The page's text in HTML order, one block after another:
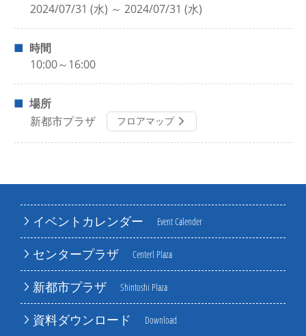
イベントカレンダー Event Calender
センタープラザ Centerl Plaza
新都市プラザ Shintoshi Plaza
資料ダウンロード Download
2024/07/31 (水) ～ 2024/07/31 (水)
時間
10:00～16:00
場所
新都市プラザ フロアマップ